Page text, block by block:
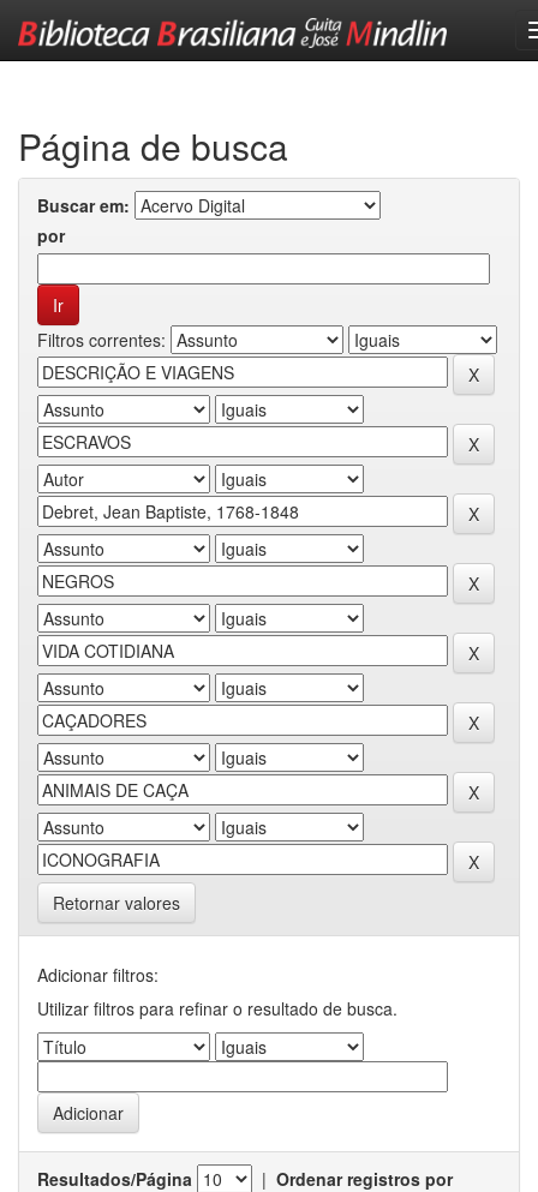
Página de busca
Buscar em:
por
Filtros correntes:
Retornar valores
Adicionar filtros:
Utilizar filtros para refinar o resultado de busca.
Resultados/Página | Ordenar registros por